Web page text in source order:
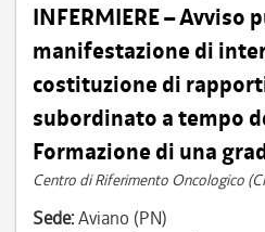
INFERMIERE – Avviso
manifestazione di
costituzione di
subordinato a tempo
Formazione di una
Centro di Riferimento Oncologico
Sede:Aviano (PN)